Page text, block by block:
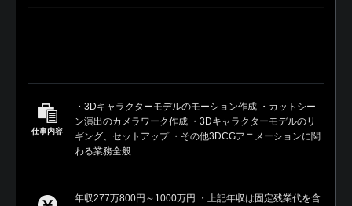
仕事内容
・3Dキャラクターモデルのモーション作成 ・カットシー
ン演出のカメラワーク作成 ・3Dキャラクターモデルのリ
ギング、セットアップ ・その他3DCGアニメーションに関
わる業務全般
年収277万800円～1000万円 ・上記年収は固定残業代を含